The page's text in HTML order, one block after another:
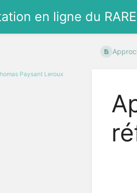
en ligne du RARE
Paysant Leroux